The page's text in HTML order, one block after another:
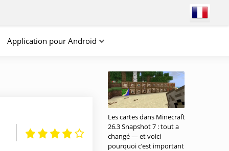
Application pour Android
Les cartes dans Minecraft
26.3 Snapshot 7 : tout a
changé — et voici
pourquoi c’est important